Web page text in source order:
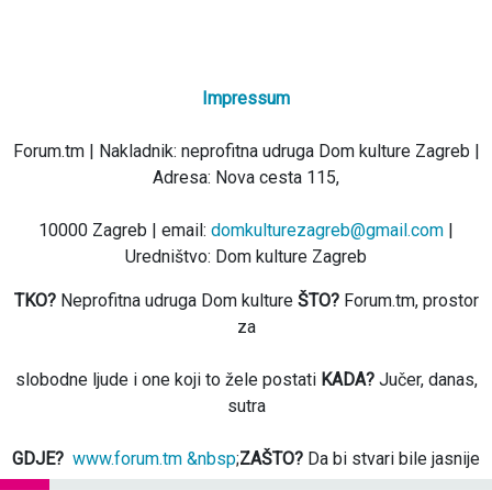
Impressum
Forum.tm | Nakladnik: neprofitna udruga Dom kulture Zagreb |
Adresa: Nova cesta 115,
10000 Zagreb | email: domkulturezagreb@gmail.com |
Uredništvo: Dom kulture Zagreb
TKO?Neprofitna udruga Dom kulture ŠTO?Forum.tm, prostor
za
slobodne ljude i one koji to žele postati KADA?Jučer, danas,
sutra
GDJE? www.forum.tm &nbsp;ZAŠTO? Da bi stvari bile jasnije